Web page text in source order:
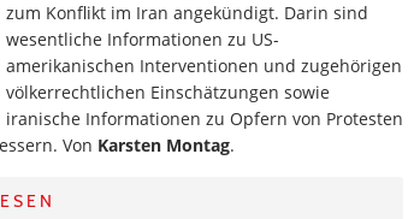
zum Konflikt im Iran angekündigt. Darin sind
wesentliche Informationen zu US-
amerikanischen Interventionen und zugehörigen
völkerrechtlichen Einschätzungen sowie
iranische Informationen zu Opfern von Protesten
Von Karsten Montag.